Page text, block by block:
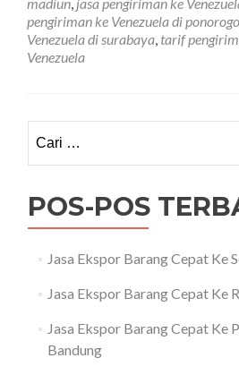
pengiriman ke Venezuela di ponorogo
Venezuela di surabaya, tarif
Venezuela
untuk:
POS-POS
Jasa Ekspor Barang Cepat Ke
Jasa Ekspor Barang Cepat Ke
Jasa Ekspor Barang Cepat Ke
Bandung